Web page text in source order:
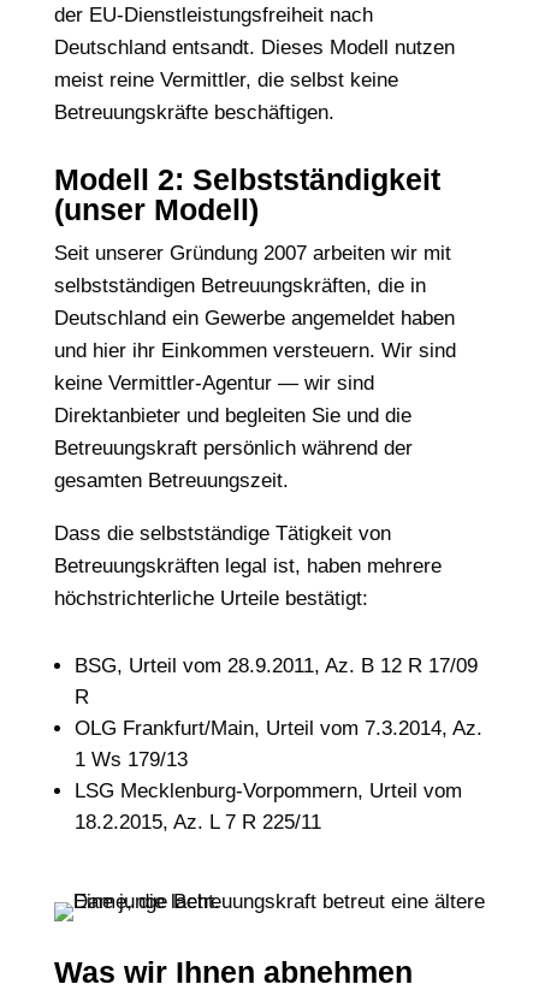
der EU-Dienstleistungsfreiheit nach
Deutschland entsandt. Dieses Modell nutzen
meist reine Vermittler, die selbst keine
Betreuungskräfte beschäftigen.
Modell 2: Selbstständigkeit
(unser Modell)
Seit unserer Gründung 2007 arbeiten wir mit
selbstständigen Betreuungskräften, die in
Deutschland ein Gewerbe angemeldet haben
und hier ihr Einkommen versteuern. Wir sind
keine Vermittler-Agentur — wir sind
Direktanbieter und begleiten Sie und die
Betreuungskraft persönlich während der
gesamten Betreuungszeit.
Dass die selbstständige Tätigkeit von
Betreuungskräften legal ist, haben mehrere
höchstrichterliche Urteile bestätigt:
BSG, Urteil vom 28.9.2011, Az. B 12 R 17/09
R
OLG Frankfurt/Main, Urteil vom 7.3.2014, Az.
1 Ws 179/13
LSG Mecklenburg-Vorpommern, Urteil vom
18.2.2015, Az. L 7 R 225/11
Was wir Ihnen abnehmen